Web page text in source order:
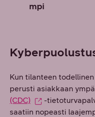
mpi
Kun tilanteen
perusti asiakkaan
(CDC)
-
saatiin nopeasti